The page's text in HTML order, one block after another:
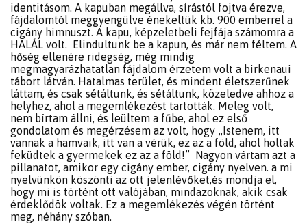
identitásom. A kapuban megállva, sírástól fojtva érezve,
fájdalomtól meggyengülve énekeltük kb. 900 emberrel a
cigány himnuszt. A kapu, képzeletbeli fejfája számomra a
HALÁL volt. Elindultunk be a kapun, és már nem féltem. A
hőség ellenére ridegség, még mindig
megmagyarázhatatlan fájdalom érzetem volt a birkenaui
tábort látván. Hatalmas terület, és mindent életszerűnek
láttam, és csak sétáltunk, és sétáltunk, közeledve ahhoz a
helyhez, ahol a megemlékezést tartották. Meleg volt,
nem bírtam állni, és leültem a fűbe, ahol ez első
gondolatom és megérzésem az volt, hogy „Istenem, itt
vannak a hamvaik, itt van a vérük, ez az a föld, ahol holtak
feküdtek a gyermekek ez az a föld!” Nagyon vártam azt a
pillanatot, amikor egy cigány ember, cigány nyelven. a mi
nyelvünkön köszönti az ott jelenlévőket,és mondja el,
hogy mi is történt ott valójában, mindazoknak, akik csak
érdeklődök voltak. Ez a megemlékezés végén történt
meg, néhány szóban.